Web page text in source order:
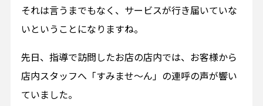
それは言うまでもなく、サービスが行き届いていな
いということになりますね。
先日、指導で訪問したお店の店内では、お客様から
店内スタッフへ「すみませ～ん」の連呼の声が響い
ていました。